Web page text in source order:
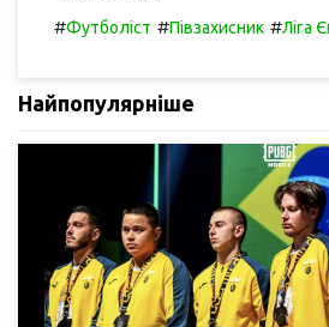
#Футболіст #Півзахисник #Ліга
Найпопулярніше